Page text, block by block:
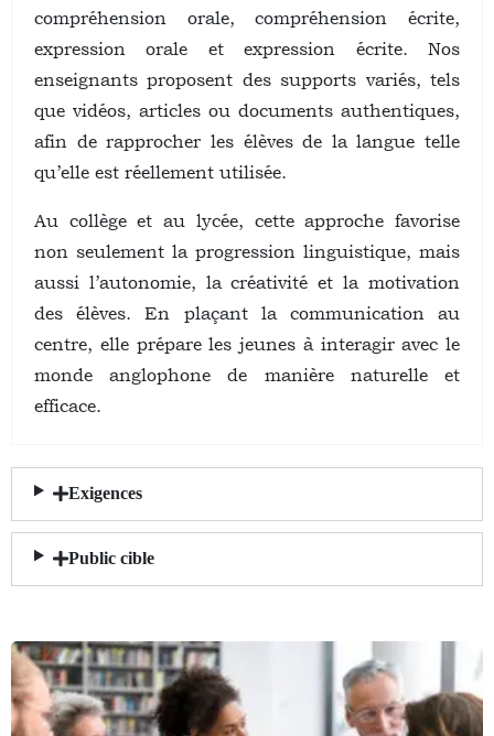
compréhension orale, compréhension écrite,
expression orale et expression écrite. Nos
enseignants proposent des supports variés, tels
que vidéos, articles ou documents authentiques,
afin de rapprocher les élèves de la langue telle
qu’elle est réellement utilisée.
Au collège et au lycée, cette approche favorise
non seulement la progression linguistique, mais
aussi l’autonomie, la créativité et la motivation
des élèves. En plaçant la communication au
centre, elle prépare les jeunes à interagir avec le
monde anglophone de manière naturelle et
efficace.
Exigences
Public cible